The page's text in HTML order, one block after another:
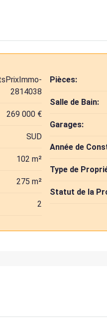
2814038
269 000 €
SUD
102 m²
275 m²
2
Pièces:
Salle de Bain:
Garages:
Année de
Type de
Statut de la